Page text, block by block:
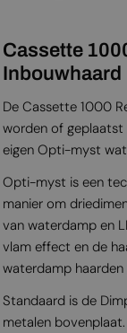
Cassette
Inbouwhaard
De Cassette 1000
worden of geplaatst
eigen Opti-myst
Opti-myst is een
manier om
van waterdamp en
vlam effect en de
waterdamp haarden
Standaard is de
metalen